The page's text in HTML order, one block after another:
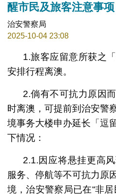
醒市民及旅客注意事项
治安警察局
2025-10-04 23:08
1.旅客应留意所获之
安排行程离澳。
2.倘有不可抗力原因
时离澳，可提前到治安警
境事务大楼申办延长「逗
下情况：
2.1.因应将悬挂更高
服务、停航等不可抗力原
境，治安警察局已在“非